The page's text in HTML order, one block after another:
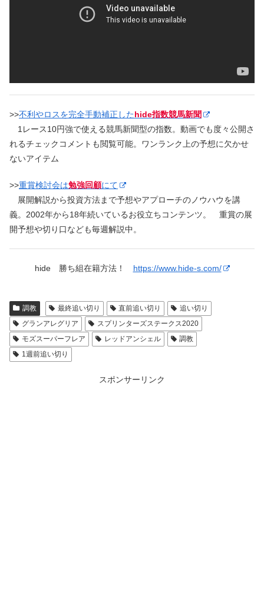
>>不利やロスを完全手動補正したhide指数競馬新聞
1レース10円強で使える競馬新聞型の指数。動画でも度々公開さ
れるチェックコメントも閲覧可能。ワンランク上の予想に欠かせ
ないアイテム
>>重賞検討会は勉強回顧にて
展開解説から投資方法まで予想やアプローチのノウハウを講
義。2002年から18年続いているお役立ちコンテンツ。 重賞の展
開予想や切り口なども毎週解説中。
hide 勝ち組在籍方法！ https://www.hide-s.com/
調教 最終追い切り 直前追い切り
追い切り
グランアレグリア
スプリンターズステークス2020
モズスーパーフレア
レッドアンシェル
調教
1週前追い切り
スポンサーリンク